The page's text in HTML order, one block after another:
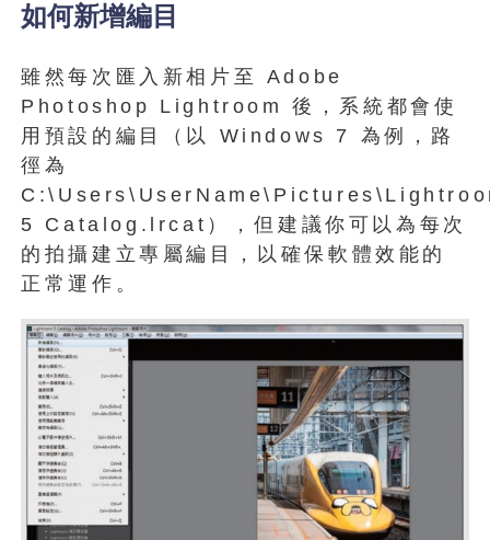
如何新增編目
雖然每次匯入新相片至 Adobe
Photoshop Lightroom 後，系統都會使
用預設的編目（以 Windows 7 為例，路
徑為
5 Catalog.lrcat），但建議你可以為每次
的拍攝建立專屬編目，以確保軟體效能的
正常運作。